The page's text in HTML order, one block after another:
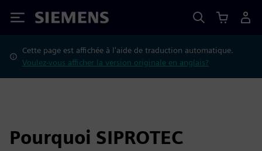
Siemens
Cette page est affichée à l'aide de traduction automatique.
Voulez-vous afficher la version originale en anglais?
Pourquoi SIPROTEC